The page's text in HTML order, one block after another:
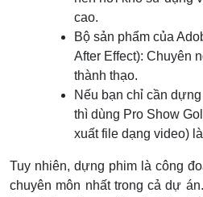
cao.
Bộ sản phẩm của
After Effect): Chuyên
thành thạo.
Nếu bạn chỉ cần
thì dùng Pro Show
xuất file dạng video)
Tuy nhiên, dựng phim là công
chuyên môn nhất trong cả dự